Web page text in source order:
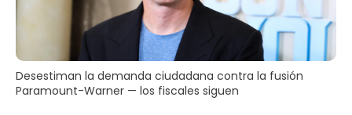
Desestiman la demanda ciudadana contra la fusión
Paramount-Warner — los fiscales siguen